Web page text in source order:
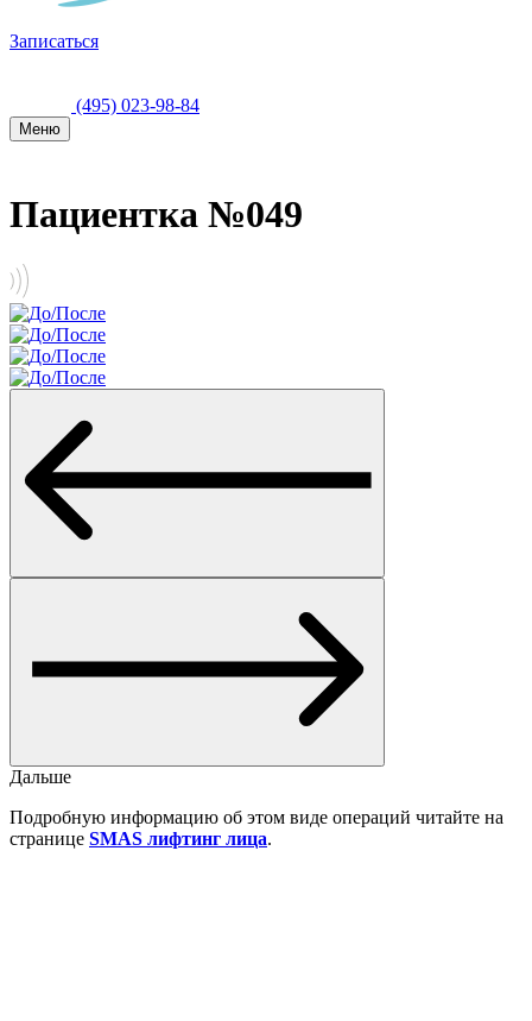
Записаться
(495) 023-98-84
Меню
Пациентка №049
Дальше
Подробную информацию об этом виде операций читайте на
странице SMAS лифтинг лица.